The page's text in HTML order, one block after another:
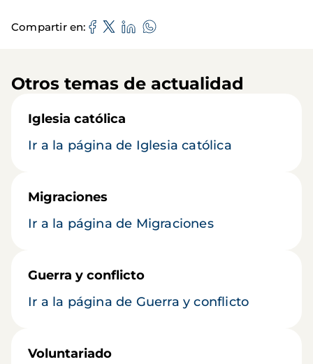
Compartir en
Otros temas de actualidad
Iglesia católica
Ir a la página de Iglesia católica
Migraciones
Ir a la página de Migraciones
Guerra y conflicto
Ir a la página de Guerra y conflicto
Voluntariado